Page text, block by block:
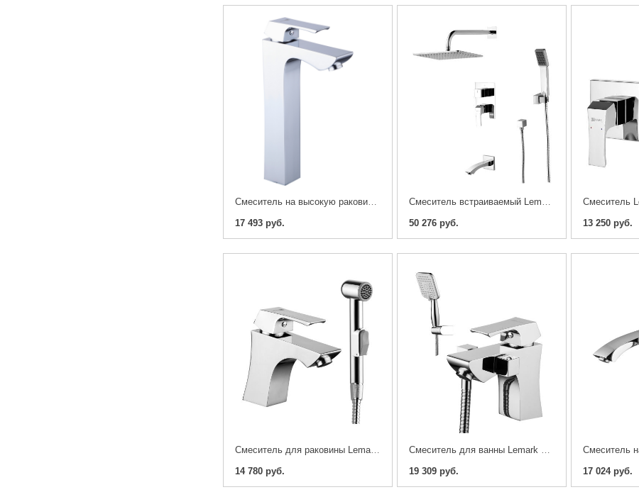
Cмеситель на высокую раковину Lemark Unit LM4509C
17 493 руб.
Cмеситель встраиваемый Lemark UNIT LM4522C
50 276 руб.
13 250 руб.
Смеситель для раковины Lemark UNIT LM4516C
14 780 руб.
Смеситель для ванны Lemark UNIT LM4515C
19 309 руб.
17 024 руб.